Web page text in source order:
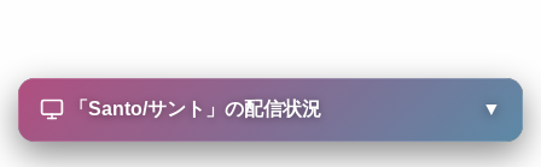
「 Santo/サント 」の配信状況 ▼